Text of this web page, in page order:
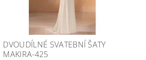
DVOUDÍLNÉ SVATEBNÍ ŠATY
MAKIRA-425